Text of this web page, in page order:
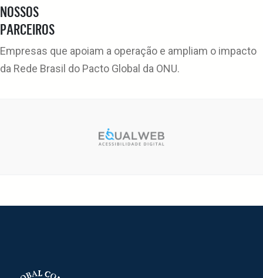
NOSSOS
PARCEIROS
Empresas que apoiam a operação e ampliam o impacto
da Rede Brasil do Pacto Global da ONU.